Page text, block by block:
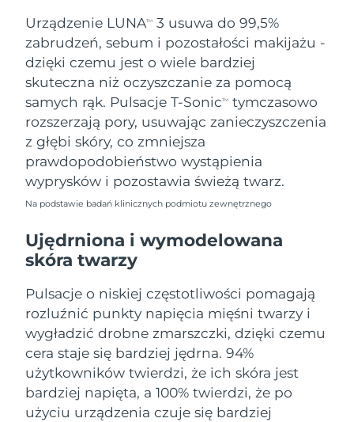
Urządzenie LUNATM
3 usuwa do 99,5%
zabrudzeń, sebum i pozostałości makijażu -
dzięki czemu jest o wiele bardziej
skuteczna niż oczyszczanie za pomocą
samych rąk. Pulsacje T-SonicTM
tymczasowo
rozszerzają pory, usuwając zanieczyszczenia
z głębi skóry, co zmniejsza
prawdopodobieństwo wystąpienia
wyprysków i pozostawia świeżą twarz.
Na podstawie badań klinicznych podmiotu zewnętrznego
Ujędrniona i wymodelowana
skóra twarzy
Pulsacje o niskiej częstotliwości pomagają
rozluźnić punkty napięcia mięśni twarzy i
wygładzić drobne zmarszczki, dzięki czemu
cera staje się bardziej jędrna. 94%
użytkowników twierdzi, że ich skóra jest
bardziej napięta, a 100% twierdzi, że po
użyciu urządzenia czuje się bardziej
Filipiny
Polska
Oczekiwany czas dostawy
Portugalia
Oczekiwany czas dostawy
8/12/26
Portoryko
Oczekiwany czas dostawy
Katar
Reunion
Oczekiwany czas dostawy
Rumunia
Oczekiwany czas dostawy
8/12/26
Rosja
Oczekiwany czas dostawy
Arabia Saudyjska
Oczekiwany czas dostawy